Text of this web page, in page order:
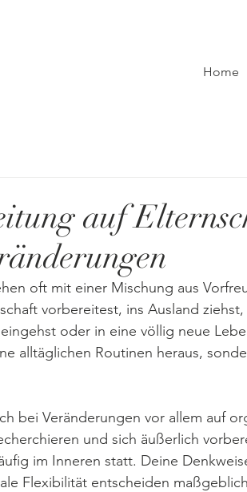
Home
auf
oft mit einer Mischung aus
vorbereitest, ins Ausland
oder in eine völlig neue
alltäglichen Routinen heraus,
bei Veränderungen vor allem auf
und sich äußerlich
im Inneren statt. Deine
Flexibilität entscheiden